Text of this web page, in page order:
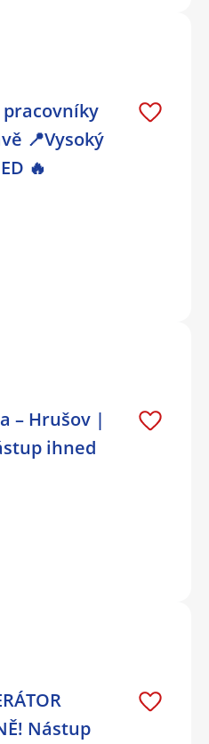
📍Vysoký
🔥
– Hrušov |
ihned
Nástup